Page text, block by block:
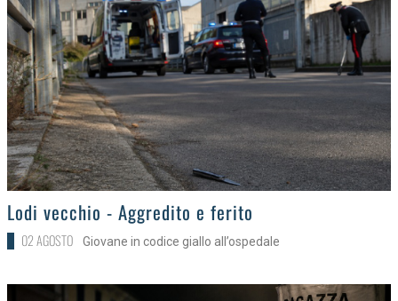
>Lodi vecchio - Aggredito e ferito
02 AGOSTO Giovane in codice giallo all’ospedale